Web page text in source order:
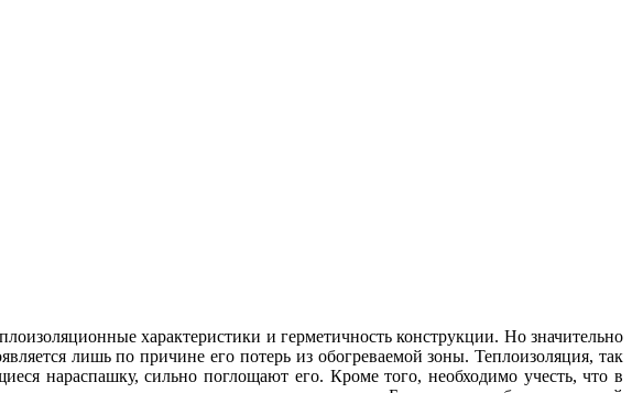
характеристики и герметичность конструкции. Но значительно
лишь по причине его потерь из обогреваемой зоны. Теплоизоляция, так
нараспашку, сильно поглощают его. Кроме того, необходимо учесть, что в